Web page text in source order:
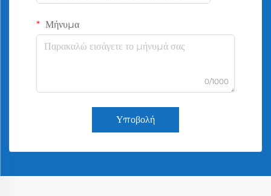
Μήνυμα
0/1000
Υποβολή